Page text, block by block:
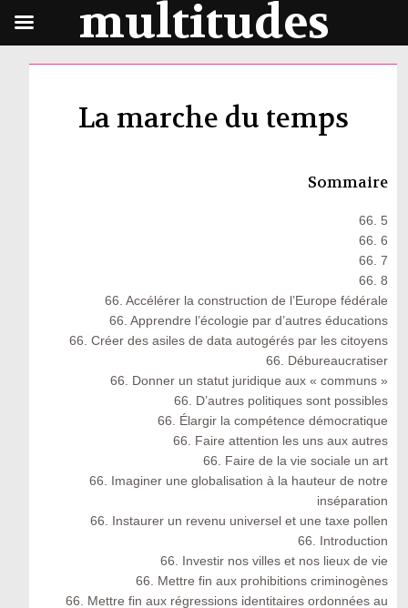
La marche du temps
Sommaire
66. 5
66. 6
66. 7
66. 8
66. Accélérer la construction de l’Europe fédérale
66. Apprendre l’écologie par d’autres éducations
66. Créer des asiles de data autogérés par les citoyens
66. Débureaucratiser
66. Donner un statut juridique aux « communs »
66. D’autres politiques sont possibles
66. Élargir la compétence démocratique
66. Faire attention les uns aux autres
66. Faire de la vie sociale un art
66. Imaginer une globalisation à la hauteur de notre
inséparation
66. Instaurer un revenu universel et une taxe pollen
66. Introduction
66. Investir nos villes et nos lieux de vie
66. Mettre fin aux prohibitions criminogènes
66. Mettre fin aux régressions identitaires ordonnées au
multitudes